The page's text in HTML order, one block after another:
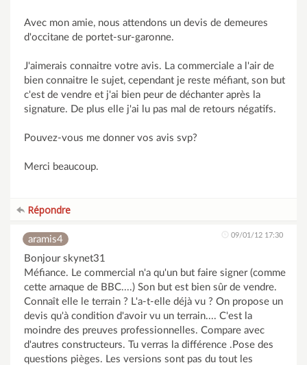
Avec mon amie, nous attendons un devis de demeures
d'occitane de portet-sur-garonne.
J'aimerais connaitre votre avis. La commerciale a l'air de
bien connaitre le sujet, cependant je reste méfiant, son but
c'est de vendre et j'ai bien peur de déchanter après la
signature. De plus elle j'ai lu pas mal de retours négatifs.
Pouvez-vous me donner vos avis svp?
Merci beaucoup.
Répondre
aramis4 09/01/12 17:30
Bonjour skynet31
Méfiance. Le commercial n'a qu'un but faire signer (comme
cette arnaque de BBC....) Son but est bien sûr de vendre.
Connaît elle le terrain ? L'a-t-elle déjà vu ? On propose un
devis qu'à condition d'avoir vu un terrain.... C'est la
moindre des preuves professionnelles. Compare avec
d'autres constructeurs. Tu verras la différence .Pose des
questions pièges. Les versions sont pas du tout les